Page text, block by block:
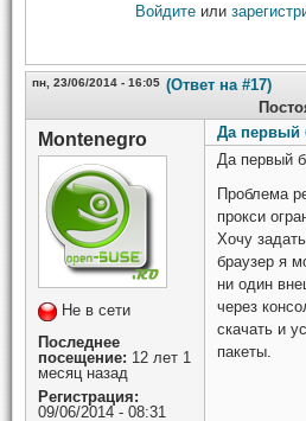
Войдите или
пн, 23/06/2014 - 16:05 (Ответ на #17)
Montenegro
Не в сети
Последнее
посещение: 12 лет 1
месяц назад
Регистрация:
09/06/2014 - 08:31
Да первый
Да первый
Проблема
прокси
Хочу
браузер я
ни один
через
скачать и
пакеты.